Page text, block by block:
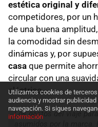
estética original y
competidores, por un
de una buena
la comodidad sin
dinámicas y, por
casa que permite
circular con una
eléctrico.
Los gastos del viaje
Utilizamos cookies de
audiencia y mostrar
navegación. Si sigues
información